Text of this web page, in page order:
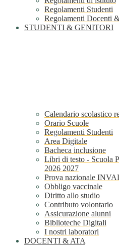
Regolamenti Studenti
Regolamenti Docenti
STUDENTI & GENITORI
Calendario scolastico
Orario Scuole
Regolamenti Studenti
Area Digitale
Bacheca inclusione
Libri di testo - Scuola
2026 2027
Prova nazionale
Obbligo vaccinale
Diritto allo studio
Contributo volontario
Assicurazione alunni
Biblioteche Digitali
I nostri laboratori
DOCENTI & ATA